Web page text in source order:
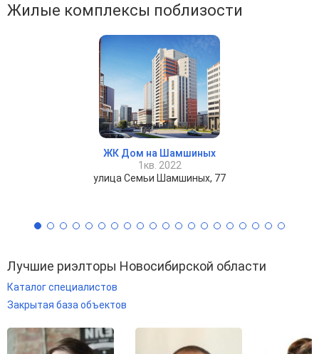
Жилые комплексы поблизости
ЖК Дом на Шамшиных
1кв. 2022
улица Семьи Шамшиных, 77
Лучшие риэлторы Новосибирской области
Каталог специалистов
Закрытая база объектов